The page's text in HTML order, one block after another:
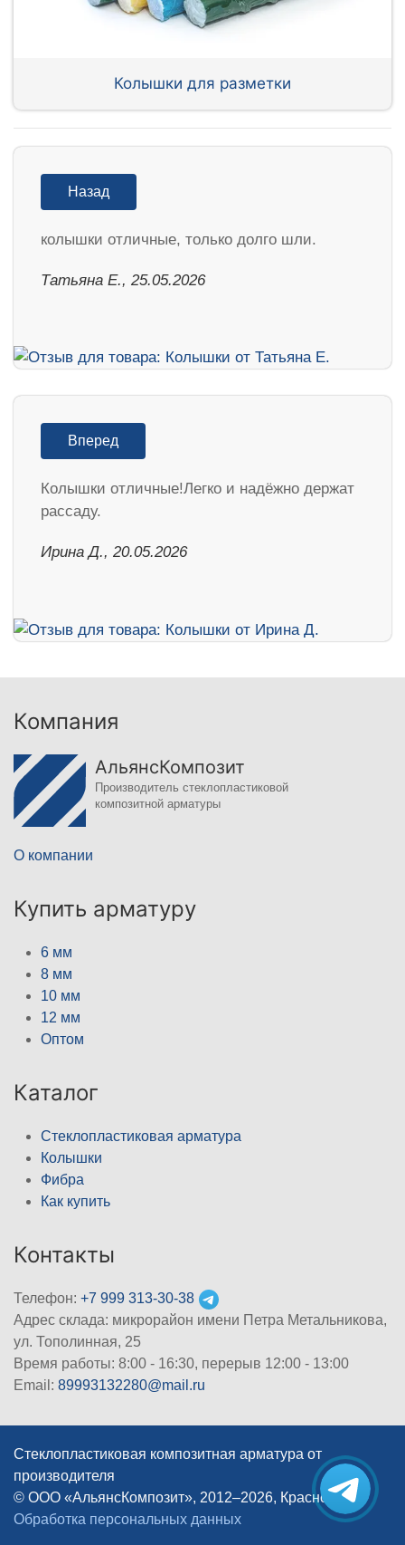
Колышки для разметки
Назад
колышки отличные, только долго шли.
Татьяна Е., 25.05.2026
Вперед
Колышки отличные!Легко и надёжно держат
рассаду.
Ирина Д., 20.05.2026
Компания
АльянсКомпозит
Производитель стеклопластиковой
композитной арматуры
О компании
Купить арматуру
6 мм
8 мм
10 мм
12 мм
Оптом
Каталог
Стеклопластиковая арматура
Колышки
Фибра
Как купить
Контакты
Телефон: +7 999 313-30-38
Адрес склада: микрорайон имени Петра Метальникова,
ул. Тополинная, 25
Время работы: 8:00 - 16:30, перерыв 12:00 - 13:00
Email: 89993132280@mail.ru
Стеклопластиковая композитная арматура от
производителя
© ООО «АльянсКомпозит», 2012–2026, Краснодар
Обработка персональных данных